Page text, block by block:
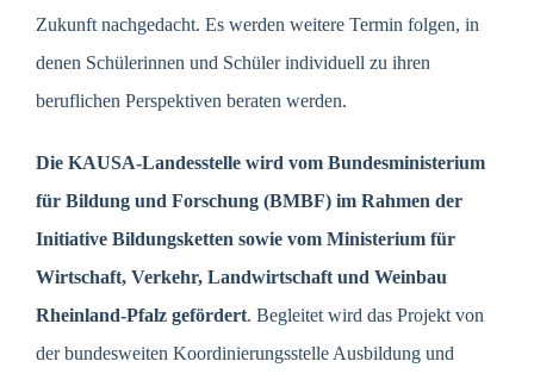
Zukunft nachgedacht. Es werden weitere Termin folgen, in
denen Schülerinnen und Schüler individuell zu ihren
beruflichen Perspektiven beraten werden.
Die KAUSA-Landesstelle wird vom Bundesministerium
für Bildung und Forschung (BMBF) im Rahmen der
Initiative Bildungsketten sowie vom Ministerium für
Wirtschaft, Verkehr, Landwirtschaft und Weinbau
Rheinland-Pfalz gefördert. Begleitet wird das Projekt von
der bundesweiten Koordinierungsstelle Ausbildung und